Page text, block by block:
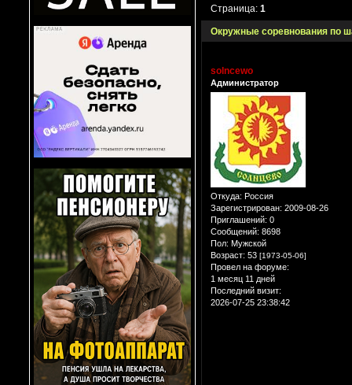
Окружные соревнования по
Страница:1
solncewo
Администратор
Откуда: Россия
Зарегистрирован: 2009-08-26
Приглашений: 0
Сообщений: 8698
Пол: Мужской
Возраст: 53 [1973-05-06]
Провел на форуме:
1 месяц 11 дней
Последний визит:
2026-07-25 23:38:42